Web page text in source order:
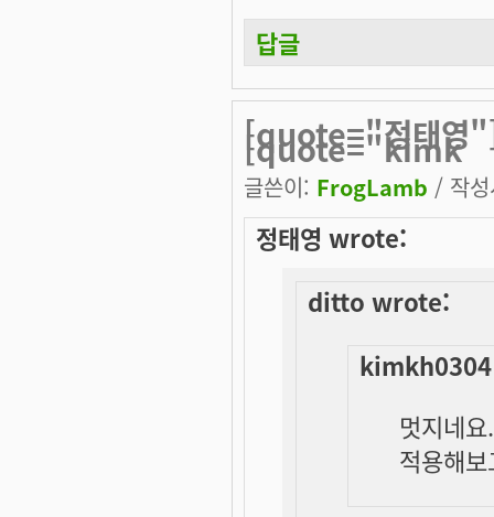
답글
[quote="정태
[quote="kimk
글쓴이: FrogLamb / 작
정태영 wrote:
ditto wrote:
멋지네
적용해